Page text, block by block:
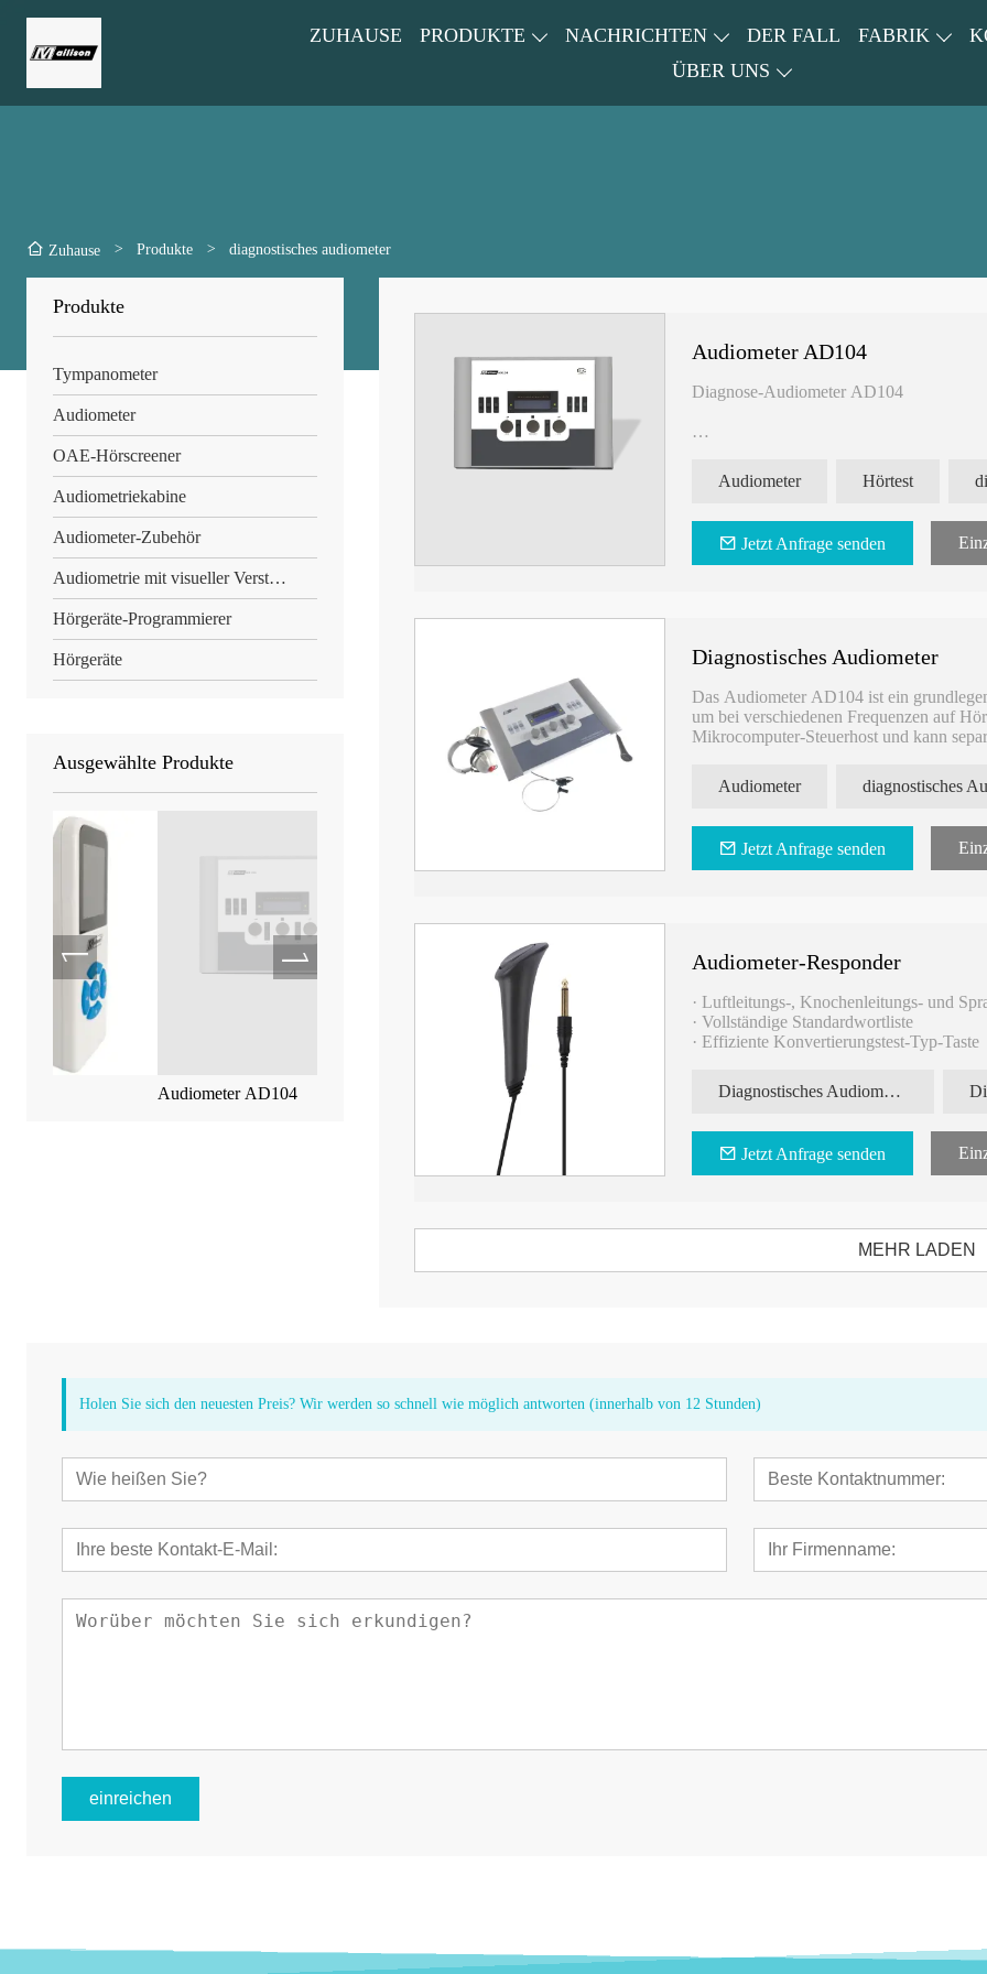
ZUHAUSE PRODUKTE NACHRICHTEN DER FALL FABRIK
ÜBER UNS
Zuhause > Produkte > diagnostisches audiometer
Produkte
Tympanometer
Audiometer
OAE-Hörscreener
Audiometriekabine
Audiometer-Zubehör
Audiometrie mit visueller Verstärkung
Hörgeräte-Programmierer
Hörgeräte
Ausgewählte Produkte
Audiometer AD104 Audiometer AD100
Audiometer AD104
Diagnose-Audiometer AD104
AC/BC/SPK
Kann zum Drucken mit dem PC
Luftleitung: Frequenz: 125Hz-8000Hz;
Audiometer Hörtest
Jetzt Anfrage senden
Diagnostisches Audiometer
Das Audiometer AD104 ist ein
um bei verschiedenen Frequenzen auf
Mikrocomputer-Steuerhost und kann
Audiometer
diagnostisches
Jetzt Anfrage senden
Audiometer-Responder
· Luftleitungs-, Knochenleitungs- und
· Vollständige Standardwortliste
· Effiziente Konvertierungstest-Typ-Taste
Diagnostisches Audiometer AD100
Jetzt Anfrage senden
MEHR LADEN
Holen Sie sich den neuesten Preis? Wir werden so schnell wie möglich antworten (innerhalb von 12 Stunden)
einreichen